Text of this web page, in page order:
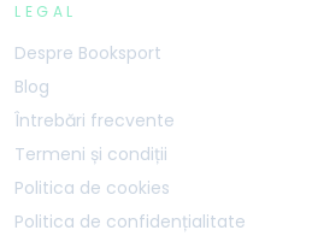
LEGAL
Despre Booksport
Blog
Întrebări frecvente
Termeni și condiții
Politica de cookies
Politica de confidențialitate